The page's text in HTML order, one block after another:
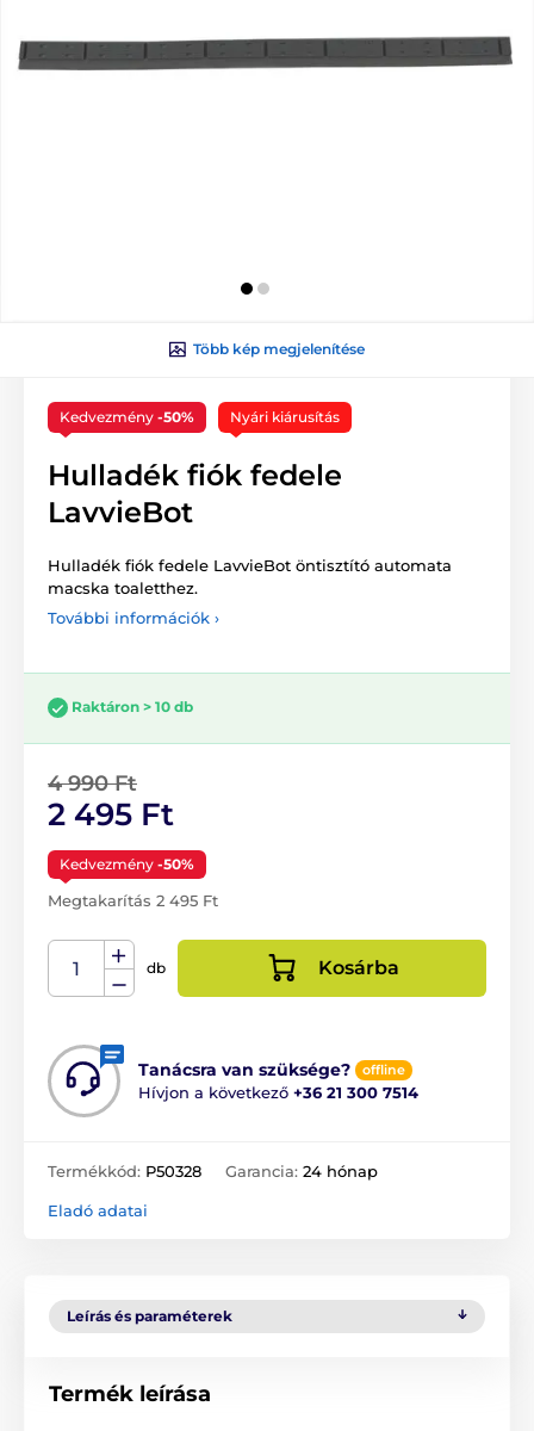
Több kép megjelenítése
Kedvezmény -50% Nyári kiárusítás
Hulladék fiók fedele
LavvieBot
Hulladék fiók fedele LavvieBot öntisztító automata
macska toaletthez.
További információk ›
Raktáron > 10 db
4 990 Ft
2 495 Ft
Kedvezmény -50%
Megtakarítás 2 495 Ft
db Kosárba
Tanácsra van szüksége? offline
Hívjon a következő +36 21 300 7514
Termékkód: P50328 Garancia: 24 hónap
Eladó adatai
Leírás és paraméterek
Termék leírása